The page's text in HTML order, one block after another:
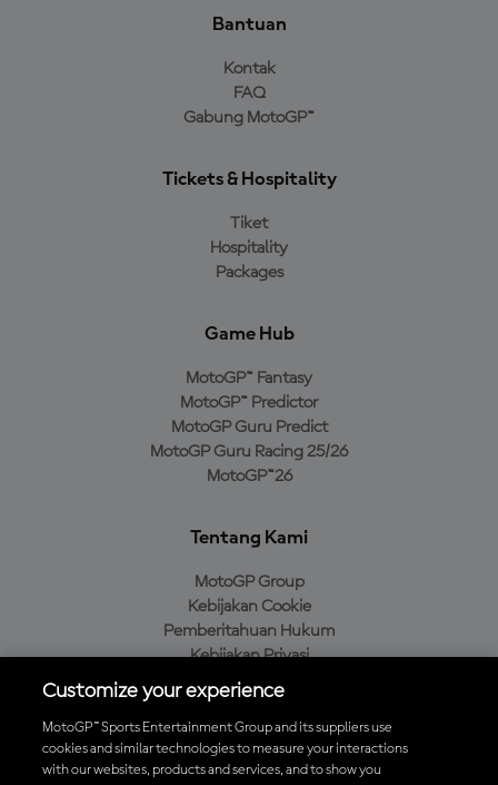
Bantuan
Kontak
FAQ
Gabung MotoGP™
Tickets & Hospitality
Tiket
Hospitality
Packages
Game Hub
MotoGP™ Fantasy
MotoGP™ Predictor
MotoGP Guru Predict
MotoGP Guru Racing 25/26
MotoGP™26
Tentang Kami
MotoGP Group
Kebijakan Cookie
Pemberitahuan Hukum
Kebijakan Privasi
Kebijakan Pembelian
Unduh Aplikasi Resmi MotoGP™
Customize your experience
MotoGP™ Sports Entertainment Group and its suppliers use
cookies and similar technologies to measure your interactions
with our websites, products and services, and to show you